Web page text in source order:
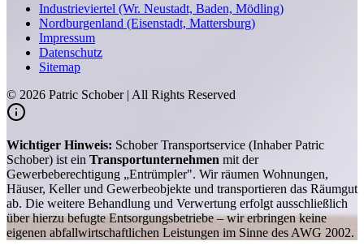
Industrieviertel (Wr. Neustadt, Baden, Mödling)
Nordburgenland (Eisenstadt, Mattersburg)
Impressum
Datenschutz
Sitemap
© 2026 Patric Schober | All Rights Reserved
Wichtiger Hinweis: Schober Transportservice (Inhaber Patric
Schober) ist ein Transportunternehmen mit der
Gewerbeberechtigung „Entrümpler". Wir räumen Wohnungen,
Häuser, Keller und Gewerbeobjekte und transportieren das Räumgut
ab. Die weitere Behandlung und Verwertung erfolgt ausschließlich
über hierzu befugte Entsorgungsbetriebe – wir erbringen keine
eigenen abfallwirtschaftlichen Leistungen im Sinne des AWG 2002.